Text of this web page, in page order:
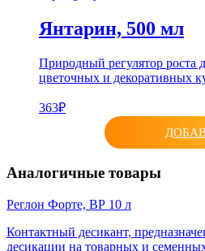
Янтарин, 500 мл
Природный регулятор роста
цветочных и декоративных
363₽
Аналогичные товары
Реглон Форте, ВР 10 л
Контактный десикант,
десикации на товарных и